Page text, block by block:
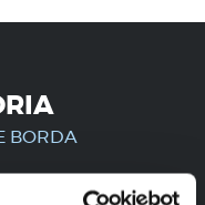
BORDA